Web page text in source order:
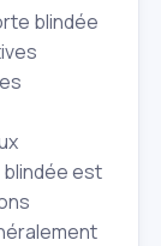
blindée
est